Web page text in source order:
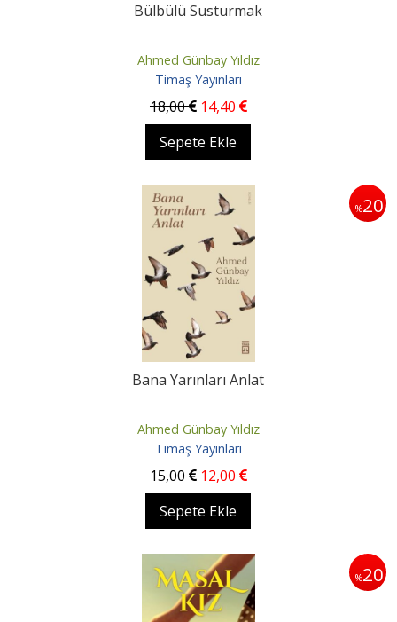
Bülbülü Susturmak
Ahmed Günbay Yıldız
Timaş Yayınları
18,00 14,40
Sepete Ekle
%20
Bana Yarınları Anlat
Ahmed Günbay Yıldız
Timaş Yayınları
15,00 12,00
Sepete Ekle
%20